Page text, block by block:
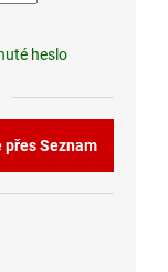
heslo
Seznam